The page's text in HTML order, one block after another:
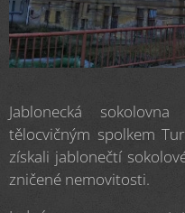
Jablonecká
tělocvičným spolkem
získali jablonečtí
zničené nemovitosti.